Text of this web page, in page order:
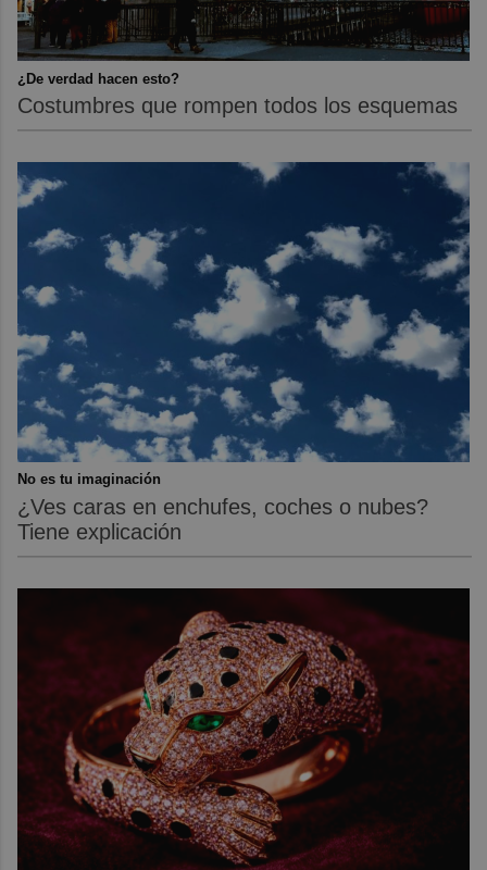
¿De verdad hacen esto?
Costumbres que rompen todos los esquemas
No es tu imaginación
¿Ves caras en enchufes, coches o nubes?
Tiene explicación